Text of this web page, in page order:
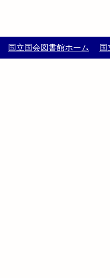
国立国会図書館ホーム 国